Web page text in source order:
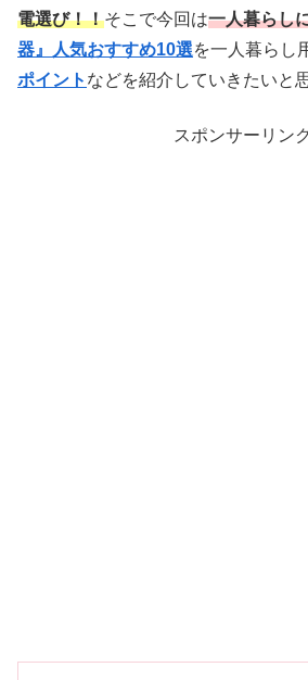
電選び！！そこで今回は一人暮らし
器』人気おすすめ10選を一人暮らし
ポイント などを紹介していきたいと
スポンサーリンク